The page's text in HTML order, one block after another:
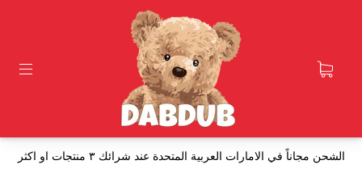
الشحن مجاناً في الامارات العربية المتحدة عند شرائك ٣ منتجات او اكثر